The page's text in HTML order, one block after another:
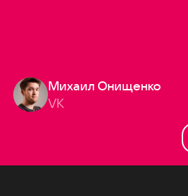
Михаил Онищенко
VK